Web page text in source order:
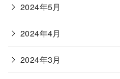
2024年5月
2024年4月
2024年3月